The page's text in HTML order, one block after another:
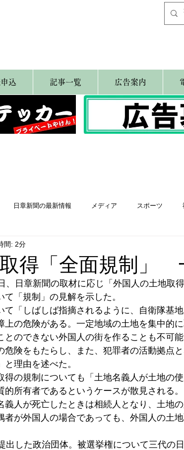
込 記事一覧 広告案内
日章新聞の最新情報 メディア スポーツ
自民党
得「全面規制」
間: 2分
、日章新聞の取材に応じ「外国人の土地取
「規制」の見解を示した。
て「しばしば指摘されるように、自衛隊基
の危険がある。一定地域の土地を集中的
とのできない外国人の街を作ることも不可
危険をもたらし、また、犯罪者の活動拠点
理由を述べた。
得の規制についても「土地名義人が土地の
的所有者であるというケースが散見される
義人が死亡したときは相続人となり、土地
者が外国人の場合であっても、外国人の土
した政治団体。被選挙権について三代の日